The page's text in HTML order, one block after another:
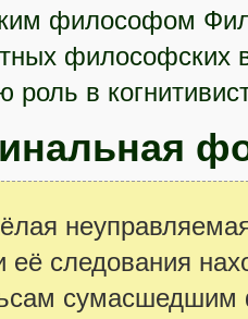
философом
философских
роль в
её следования